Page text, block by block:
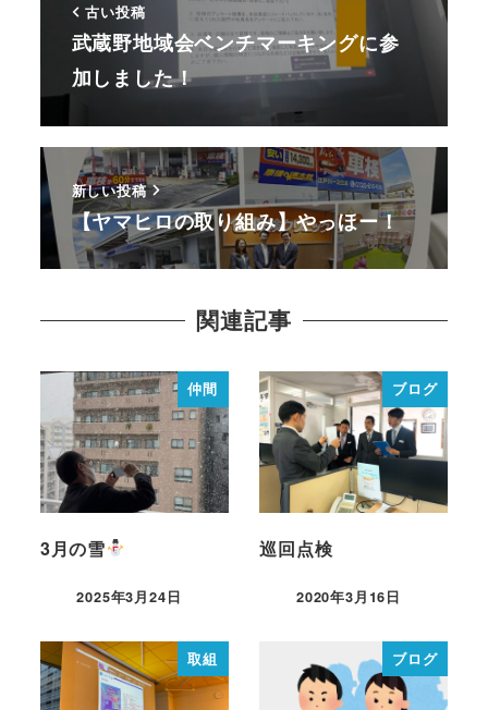
古い投稿
武蔵野地域会ベンチマーキングに参
加しました！
新しい投稿
【ヤマヒロの取り組み】やっほー！
関連記事
仲間
3月の雪
2025年3月24日
ブログ
巡回点検
2020年3月16日
取組 ブログ